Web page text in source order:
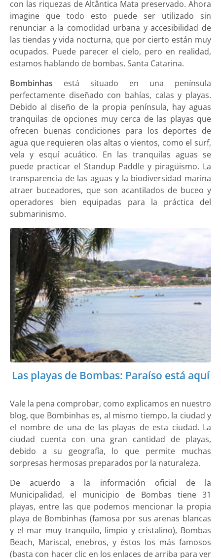
con las riquezas de Altântica Mata preservado. Ahora
imagine que todo esto puede ser utilizado sin
renunciar a la comodidad urbana y accesibilidad de
las tiendas y vida nocturna, que por cierto están muy
ocupados. Puede parecer el cielo, pero en realidad,
estamos hablando de bombas, Santa Catarina.
Bombinhas está situado en una península
perfectamente diseñado con bahías, calas y playas.
Debido al diseño de la propia península, hay aguas
tranquilas de opciones muy cerca de las playas que
ofrecen buenas condiciones para los deportes de
agua que requieren olas altas o vientos, como el surf,
vela y esquí acuático. En las tranquilas aguas se
puede practicar el Standup Paddle y piragüismo. La
transparencia de las aguas y la biodiversidad marina
atraer buceadores, que son acantilados de buceo y
operadores bien equipadas para la práctica del
submarinismo.
Las playas de Bombas: Paraíso está aquí
Vale la pena comprobar, como explicamos en nuestro
blog, que Bombinhas es, al mismo tiempo, la ciudad y
el nombre de una de las playas de esta ciudad. La
ciudad cuenta con una gran cantidad de playas,
debido a su geografía, lo que permite muchas
sorpresas hermosas preparados por la naturaleza.
De acuerdo a la información oficial de la
Municipalidad, el municipio de Bombas tiene 31
playas, entre las que podemos mencionar la propia
playa de Bombinhas (famosa por sus arenas blancas
y el mar muy tranquilo, limpio y cristalino), Bombas
Beach, Mariscal, enebros, y éstos los más famosos
(basta con hacer clic en los enlaces de arriba para ver